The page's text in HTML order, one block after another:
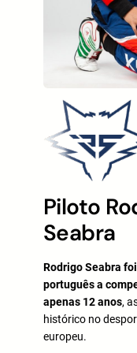
Piloto
Seabra
Rodrigo Seabra
português a
apenas 12 anos,
histórico no
europeu.